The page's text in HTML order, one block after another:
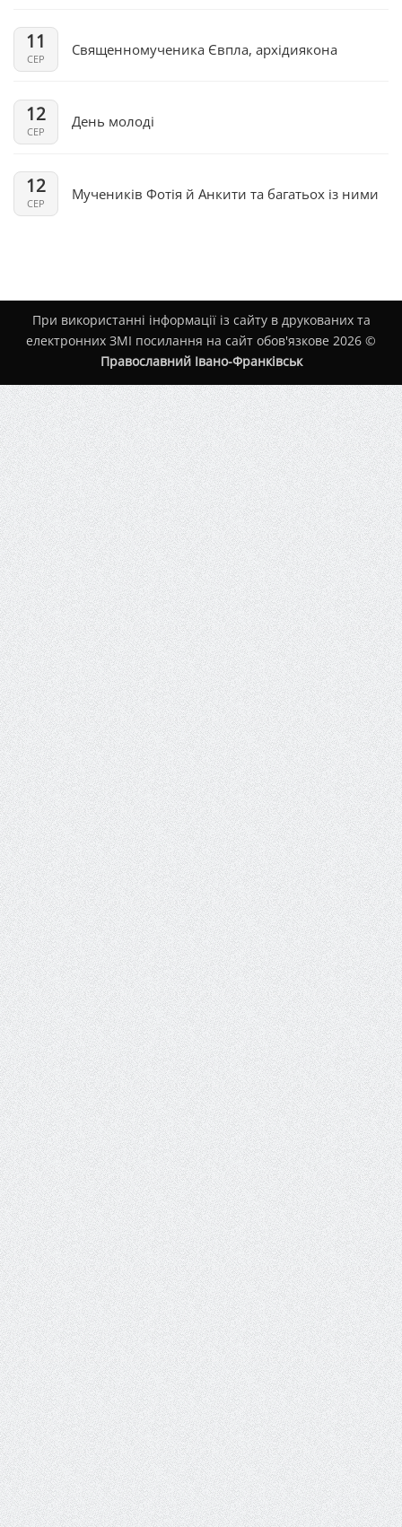
11
СЕР
Священномученика Євпла, архідиякона
12
СЕР
День молоді
12
СЕР
Мучеників Фотія й Анкити та багатьох із ними
При використанні інформації із сайту в друкованих та
електронних ЗМІ посилання на сайт обов'язкове 2026 ©
Православний Івано-Франківськ